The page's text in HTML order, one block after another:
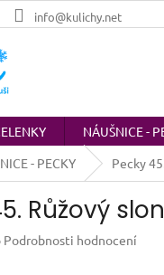
info@kulichy.net
NÁUŠNICE -
- PECKY Pecky
Růžový slon
Podrobnosti hodnocení